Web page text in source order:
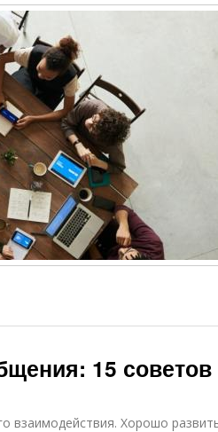
15 советов
взаимодействия. Хорошо